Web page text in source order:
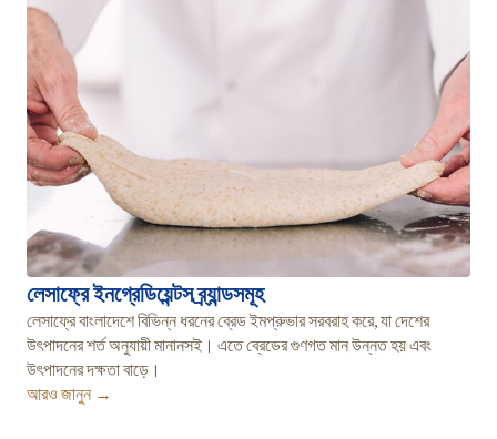
লেসাফ্রে ইনগ্রেডিয়েন্টস ব্র্যান্ডসমূহ
লেসাফ্রে বাংলাদেশে বিভিন্ন ধরনের ব্রেড ইমপ্রুভার সরবরাহ করে, যা দেশের
উৎপাদনের শর্ত অনুযায়ী মানানসই। এতে ব্রেডের গুণগত মান উন্নত হয় এবং
উৎপাদনের দক্ষতা বাড়ে।
আরও জানুন →